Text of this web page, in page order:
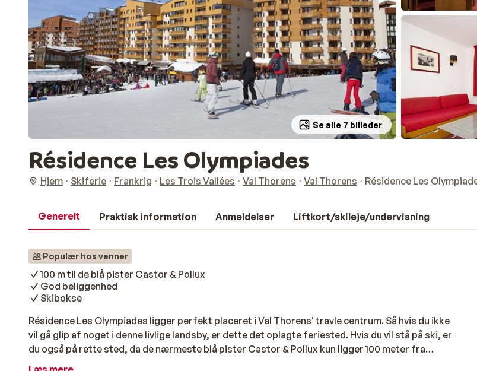
Se alle 7 billeder
Résidence Les Olympiades
Hjem Skiferie Frankrig Les Trois Vallées Val Thorens Val Thorens Résidence Les
Generelt Praktisk information Anmeldelser Liftkort/skileje/undervisning
Populær hos venner
100 m til de blå pister Castor & Pollux
God beliggenhed
Skibokse
Résidence Les Olympiades ligger perfekt placeret i Val Thorens' travle centrum. Så hvis du ikke
vil gå glip af noget i denne livlige landsby, er dette det oplagte feriested. Hvis du vil stå på ski, er
du også på rette sted, da de nærmeste blå pister Castor & Pollux kun ligger 100 meter fra
boligen. Lejlighederne på Les Olympiades er enkelt, men pænt indrettet. Morgenmaden kan du